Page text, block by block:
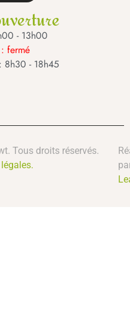
- 13h00
fermé
8h30 - 18h45
Tous droits réservés.